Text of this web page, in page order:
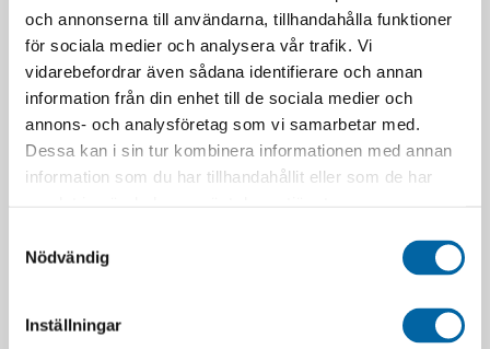
och annonserna till användarna, tillhandahålla funktioner
för sociala medier och analysera vår trafik. Vi
vidarebefordrar även sådana identifierare och annan
information från din enhet till de sociala medier och
annons- och analysföretag som vi samarbetar med.
Dessa kan i sin tur kombinera informationen med annan
information som du har tillhandahållit eller som de har
Nödvändig
Inställningar
RELATERADE PRODUKTER
Ers.nit För Kedjebrytare
Kransavdragare